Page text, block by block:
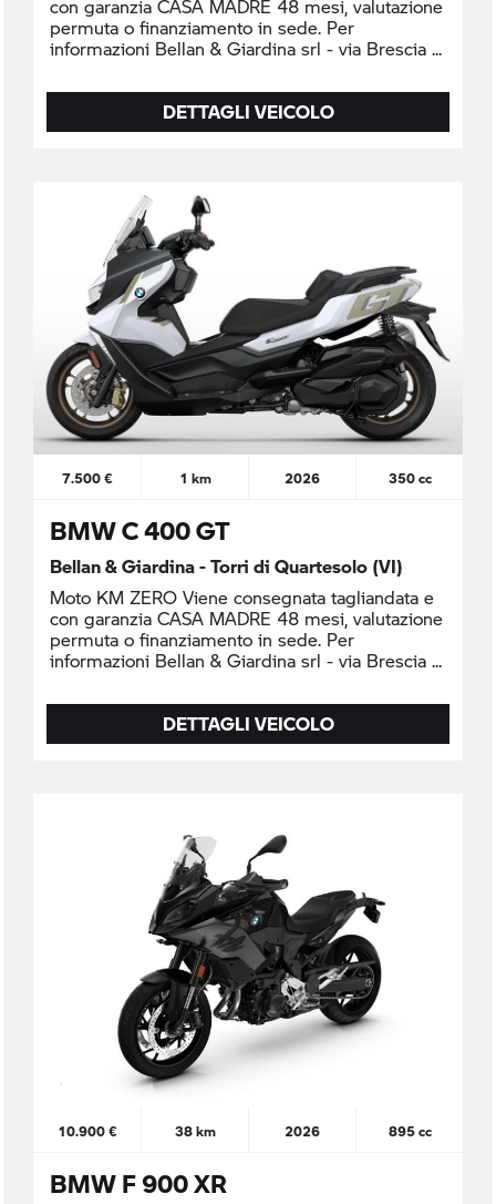
con garanzia CASA MADRE 48 mesi, valutazione
permuta o finanziamento in sede. Per
informazioni Bellan & Giardina srl - via Brescia
DETTAGLI VEICOLO
7.500 € 1 km 2026 350 cc
BMW C 400 GT
Bellan & Giardina - Torri di Quartesolo (VI)
Moto KM ZERO Viene consegnata tagliandata e
con garanzia CASA MADRE 48 mesi, valutazione
permuta o finanziamento in sede. Per
informazioni Bellan & Giardina srl - via Brescia
DETTAGLI VEICOLO
10.900 € 38 km 2026 895 cc
BMW F 900 XR